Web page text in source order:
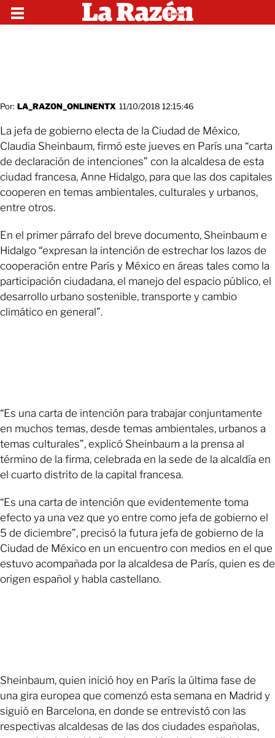
Por: LA_RAZON_ONLINENTX 11/10/2018 12:15:46
La jefa de gobierno electa de la Ciudad de México,
Claudia Sheinbaum, firmó este jueves en París una “carta
de declaración de intenciones” con la alcaldesa de esta
ciudad francesa, Anne Hidalgo, para que las dos capitales
cooperen en temas ambientales, culturales y urbanos,
entre otros.
En el primer párrafo del breve documento, Sheinbaum e
Hidalgo “expresan la intención de estrechar los lazos de
cooperación entre París y México en áreas tales como la
participación ciudadana, el manejo del espacio público, el
desarrollo urbano sostenible, transporte y cambio
climático en general”.
“Es una carta de intención para trabajar conjuntamente
en muchos temas, desde temas ambientales, urbanos a
temas culturales”, explicó Sheinbaum a la prensa al
término de la firma, celebrada en la sede de la alcaldía en
el cuarto distrito de la capital francesa.
“Es una carta de intención que evidentemente toma
efecto ya una vez que yo entre como jefa de gobierno el
5 de diciembre”, precisó la futura jefa de gobierno de la
Ciudad de México en un encuentro con medios en el que
estuvo acompañada por la alcaldesa de París, quien es de
origen español y habla castellano.
Sheinbaum, quien inició hoy en París la última fase de
una gira europea que comenzó esta semana en Madrid y
siguió en Barcelona, en donde se entrevistó con las
respectivas alcaldesas de las dos ciudades españolas,